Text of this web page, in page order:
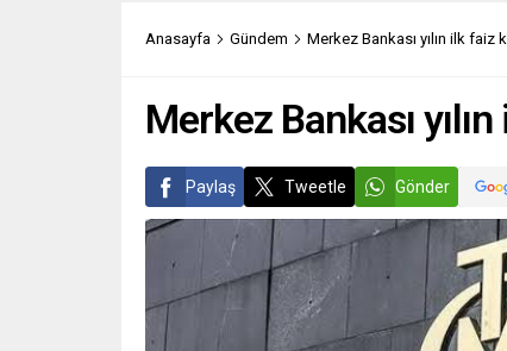
Anasayfa Gündem Merkez Bankası yılın ilk faiz
Merkez Bankası
Paylaş Tweetle Gönder